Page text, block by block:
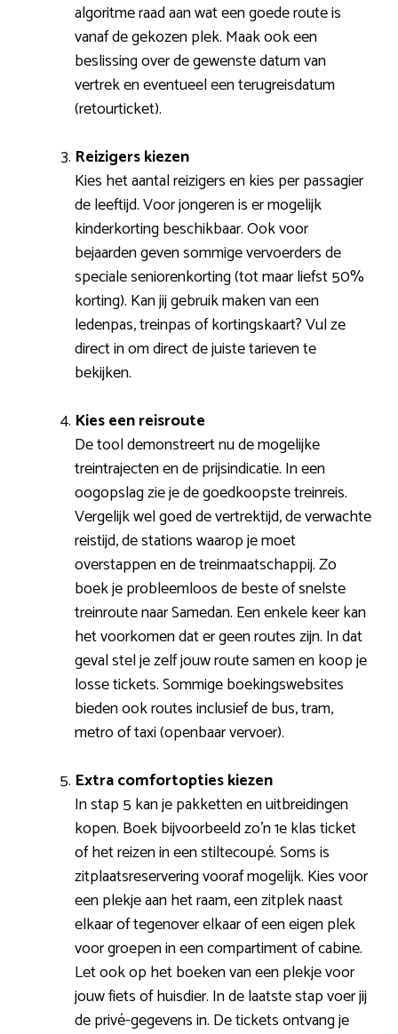
algoritme raad aan wat een goede route is
vanaf de gekozen plek. Maak ook een
beslissing over de gewenste datum van
vertrek en eventueel een terugreisdatum
(retourticket).
Reizigers kiezen
Kies het aantal reizigers en kies per passagier
de leeftijd. Voor jongeren is er mogelijk
kinderkorting beschikbaar. Ook voor
bejaarden geven sommige vervoerders de
speciale seniorenkorting (tot maar liefst 50%
korting). Kan jij gebruik maken van een
ledenpas, treinpas of kortingskaart? Vul ze
direct in om direct de juiste tarieven te
bekijken.
Kies een reisroute
De tool demonstreert nu de mogelijke
treintrajecten en de prijsindicatie. In een
oogopslag zie je de goedkoopste treinreis.
Vergelijk wel goed de vertrektijd, de verwachte
reistijd, de stations waarop je moet
overstappen en de treinmaatschappij. Zo
boek je probleemloos de beste of snelste
treinroute naar Samedan. Een enkele keer kan
het voorkomen dat er geen routes zijn. In dat
geval stel je zelf jouw route samen en koop je
losse tickets. Sommige boekingswebsites
bieden ook routes inclusief de bus, tram,
metro of taxi (openbaar vervoer).
Extra comfortopties kiezen
In stap 5 kan je pakketten en uitbreidingen
kopen. Boek bijvoorbeeld zo’n 1e klas ticket
of het reizen in een stiltecoupé. Soms is
zitplaatsreservering vooraf mogelijk. Kies voor
een plekje aan het raam, een zitplek naast
elkaar of tegenover elkaar of een eigen plek
voor groepen in een compartiment of cabine.
Let ook op het boeken van een plekje voor
jouw fiets of huisdier. In de laatste stap voer jij
de privé-gegevens in. De tickets ontvang je